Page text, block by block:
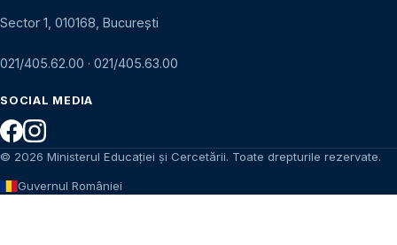
Sector 1, 010168, București
021/405.62.00 · 021/405.63.00
SOCIAL MEDIA
© 2026 Ministerul Educației și Cercetării. Toate drepturile rezervate.
Guvernul României